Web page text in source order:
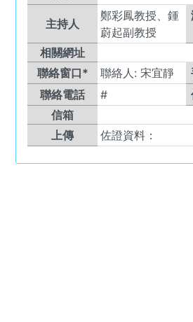
主持人
鄭彩鳳教授、鍾
蔚起副教授
相關網址
聯絡窗口*
聯絡人: 宋宜靜
聯絡電話
#
信箱
上傳
佐證資料：